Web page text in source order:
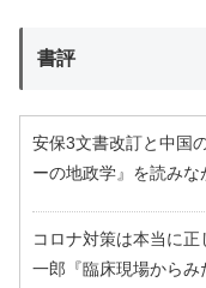
書評
安保3文書改訂と中国
ーの地政学』を読みな
コロナ対策は本当に
一郎『臨床現場からみ